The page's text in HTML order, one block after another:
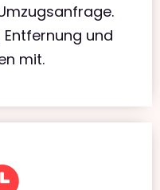
Entfernung und
mit.